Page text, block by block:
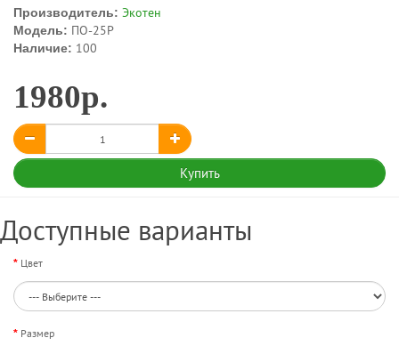
Производитель: Экотен
Модель: ПО-25Р
Наличие: 100
1980р.
Купить
Доступные варианты
Цвет
Размер